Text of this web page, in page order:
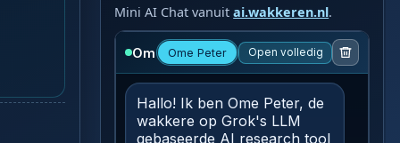
Mini AI Chat vanuitai.wakkeren.nl.